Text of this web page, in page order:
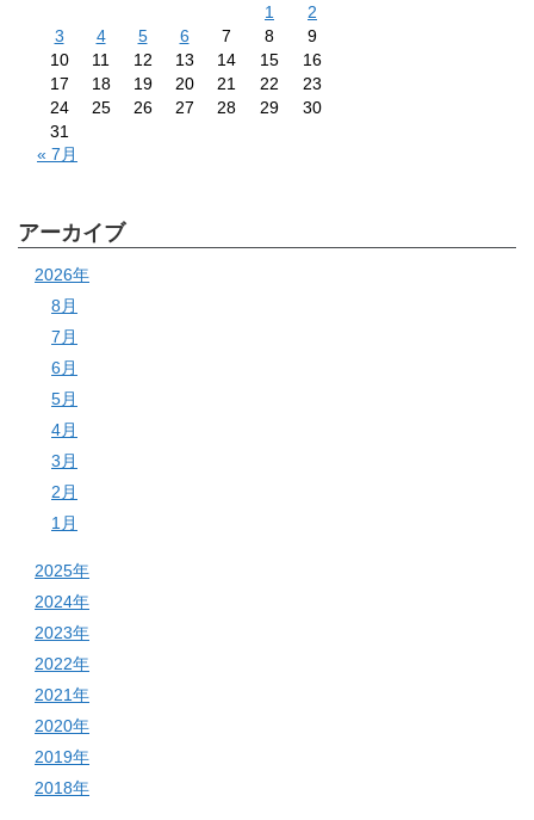
1
2
3
4 5 6 7 8
9
10
11 12 13 14 15
16
17
18 19 20 21 22
23
24
25 26 27 28 29
30
31
« 7月
アーカイブ
2026年
8月
7月
6月
5月
4月
3月
2月
1月
2025年
2024年
2023年
2022年
2021年
2020年
2019年
2018年